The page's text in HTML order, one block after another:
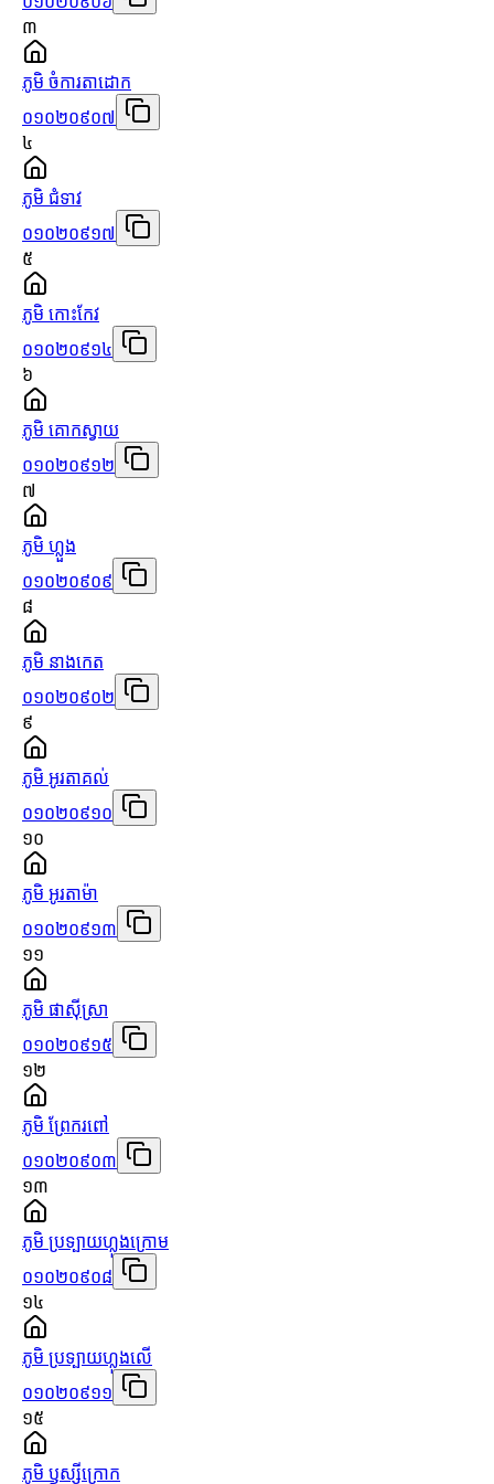
៣
ភូមិ ចំការតាដោក
០១០២០៩០៧
៤
ភូមិ ជំទាវ
០១០២០៩១៧
៥
ភូមិ កោះកែវ
០១០២០៩១៤
៦
ភូមិ គោកស្វាយ
០១០២០៩១២
៧
ភូមិ ហ្លួង
០១០២០៩០៩
៨
ភូមិ នាងកេត
០១០២០៩០២
៩
ភូមិ អូរតាគល់
០១០២០៩១០
១០
ភូមិ អូរតាម៉ា
០១០២០៩១៣
១១
ភូមិ ផាស៊ីស្រា
០១០២០៩១៥
១២
ភូមិ ព្រែករពៅ
០១០២០៩០៣
១៣
ភូមិ ប្រទ្បាយហ្លួងក្រោម
០១០២០៩០៨
១៤
ភូមិ ប្រទ្បាយហ្លួងលើ
០១០២០៩១១
១៥
ភូមិ ឫស្សីក្រោក